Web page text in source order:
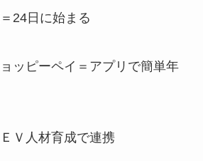
24日に始まる
ッピーペイ＝アプリで簡単年
Ｖ人材育成で連携